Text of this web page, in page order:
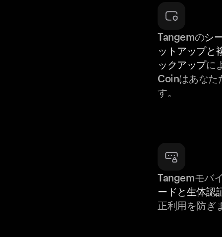
Tangemのシ
ットアップと
ックアップに
Coinはあなた
す。
Tangemモバ
ードと生体認
正利用を防ぎ